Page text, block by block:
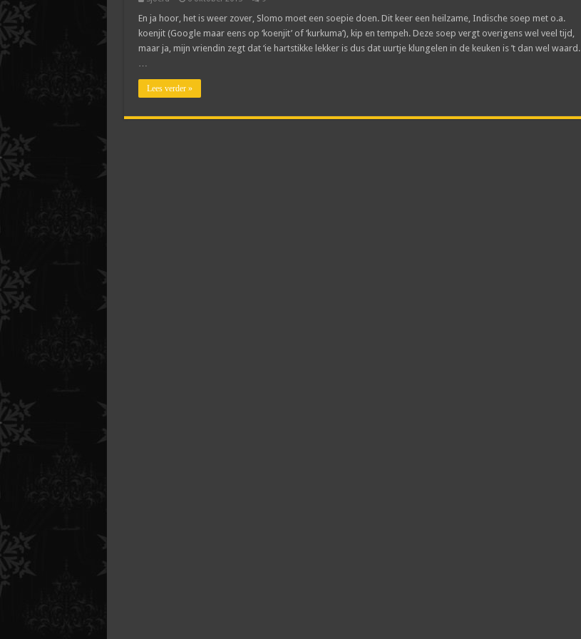
En ja hoor, het is weer zover, Slomo moet een soepie doen. Dit keer een heilzame, Indische soep met o.a.
koenjit (Google maar eens op ‘koenjit’ of ‘kurkuma’), kip en tempeh. Deze soep vergt overigens wel veel tijd,
maar ja, mijn vriendin zegt dat ‘ie hartstikke lekker is dus dat uurtje klungelen in de keuken is ’t dan wel waard.
…
Lees verder »